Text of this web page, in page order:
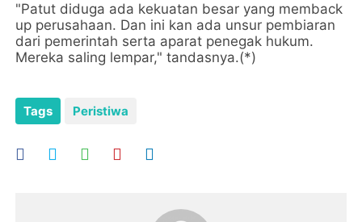
"Patut diduga ada kekuatan besar yang memback
up perusahaan. Dan ini kan ada unsur pembiaran
dari pemerintah serta aparat penegak hukum.
Mereka saling lempar," tandasnya.(*)
Tags Peristiwa